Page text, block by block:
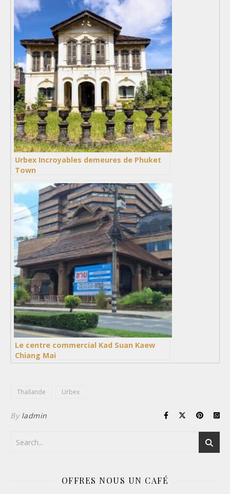
Urbex Incroyables demeures de Phuket
Town
Le centre commercial Kad Suan Kaew
Chiang Mai
Thaïlande Urbex
By ladmin
OFFRES NOUS UN CAFÉ